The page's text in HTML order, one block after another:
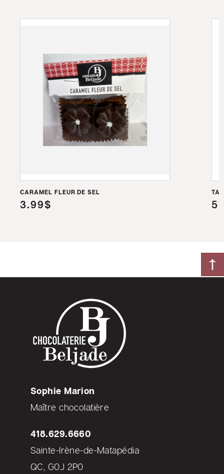
CARAMEL FLEUR DE SEL
3.99$
Sophie Marion
Maître chocolatière
418.629.6660
Sainte-Irène-de-Matapédia
QC, G0J 2P0